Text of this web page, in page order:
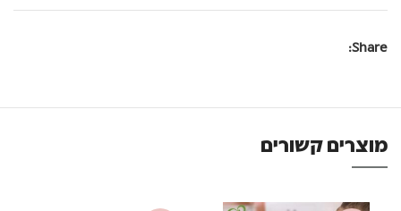
Share:
מוצרים קשורים